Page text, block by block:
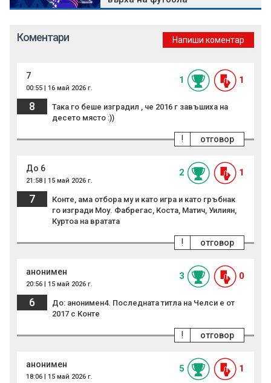
Коментари Напиши коментар
7
00:55 | 16 май 2026 г.
1 1
8
Така го беше изградил , че 2016 г завъшиха на
десето място :))
отговор
!
До 6
21:58 | 15 май 2026 г.
2 1
7
Конте, ама отбора му и като игра и като гръбнак
го изгради Моу. Фабрегас, Коста, Матич, Уилиян,
Куртоа на вратата
отговор
!
анонимен
20:56 | 15 май 2026 г.
3 0
6
До: анонимен4. Последната титла на Челси е от
2017 с Конте
отговор
!
анонимен
18:06 | 15 май 2026 г.
5 1